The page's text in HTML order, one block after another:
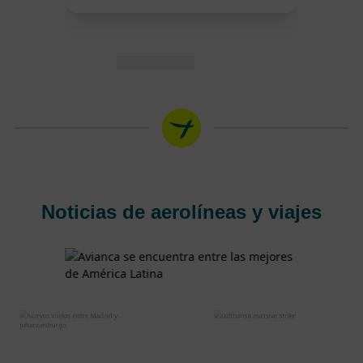
Noticias de aerolíneas y viajes